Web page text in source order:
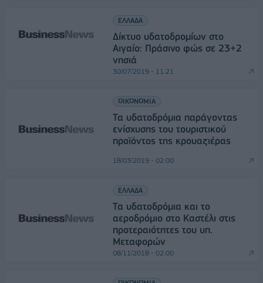
ΕΛΛΑΔΑ
Δίκτυο υδατοδρομίων στο
Αιγαίο: Πράσινο φώς σε 23+2
νησιά
30/07/2019 - 11:21
ΟΙΚΟΝΟΜΙΑ
Τα υδατοδρόμια παράγοντας
ενίσχυσης του τουριστικού
προϊόντος της κρουαζιέρας
18/03/2019 - 02:00
ΕΛΛΑΔΑ
Τα υδατοδρόμια και το
αεροδρόμιο στο Καστέλι στις
προτεραιότητες του υπ.
Μεταφορών
08/11/2018 - 02:00